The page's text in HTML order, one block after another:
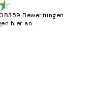
Bewertungen.
hier an.